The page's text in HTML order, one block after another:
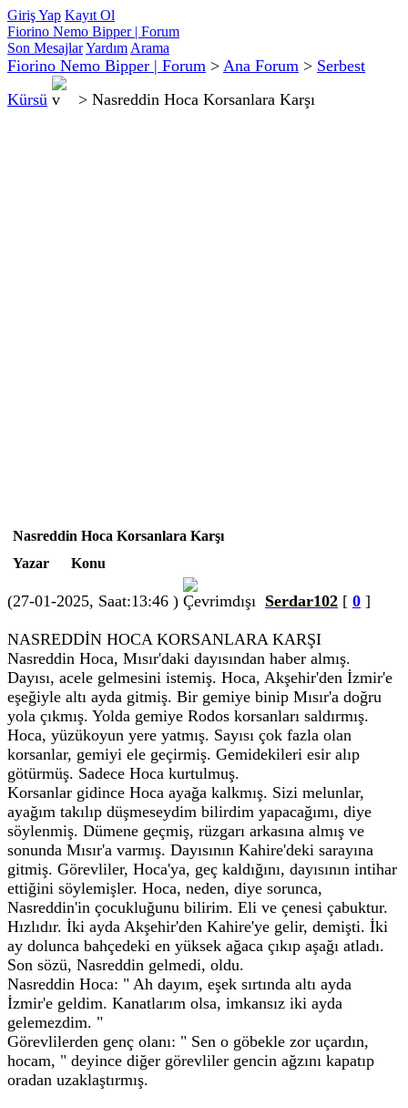
Giriş Yap Kayıt Ol
Fiorino Nemo Bipper | Forum
Son MesajlarYardım Arama
Fiorino Nemo Bipper | Forum > Ana Forum > Serbest
Kürsü
> Nasreddin Hoca Korsanlara Karşı
Nasreddin Hoca Korsanlara Karşı
Yazar
Konu
(27-01-2025, Saat:13:46 ) Serdar102 [ 0 ]
NASREDDİN HOCA KORSANLARA KARŞI
Nasreddin Hoca, Mısır'daki dayısından haber almış.
Dayısı, acele gelmesini istemiş. Hoca, Akşehir'den İzmir'e
eşeğiyle altı ayda gitmiş. Bir gemiye binip Mısır'a doğru
yola çıkmış. Yolda gemiye Rodos korsanları saldırmış.
Hoca, yüzükoyun yere yatmış. Sayısı çok fazla olan
korsanlar, gemiyi ele geçirmiş. Gemidekileri esir alıp
götürmüş. Sadece Hoca kurtulmuş.
Korsanlar gidince Hoca ayağa kalkmış. Sizi melunlar,
ayağım takılıp düşmeseydim bilirdim yapacağımı, diye
söylenmiş. Dümene geçmiş, rüzgarı arkasına almış ve
sonunda Mısır'a varmış. Dayısının Kahire'deki sarayına
gitmiş. Görevliler, Hoca'ya, geç kaldığını, dayısının intihar
ettiğini söylemişler. Hoca, neden, diye sorunca,
Nasreddin'in çocukluğunu bilirim. Eli ve çenesi çabuktur.
Hızlıdır. İki ayda Akşehir'den Kahire'ye gelir, demişti. İki
ay dolunca bahçedeki en yüksek ağaca çıkıp aşağı atladı.
Son sözü, Nasreddin gelmedi, oldu.
Nasreddin Hoca: " Ah dayım, eşek sırtında altı ayda
İzmir'e geldim. Kanatlarım olsa, imkansız iki ayda
gelemezdim. "
Görevlilerden genç olanı: " Sen o göbekle zor uçardın,
hocam, " deyince diğer görevliler gencin ağzını kapatıp
oradan uzaklaştırmış.